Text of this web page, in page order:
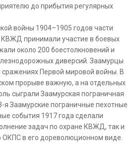
до прибытия регулярных
войны 1904–1905 годов части
принимали участие в боевых
около 200 боестолкновений и
диверсий. Заамурцы
сражениях Первой мировой войны. В
прорыве важную, а на отдельных
сыграли Заамурская пограничная
я Заамурские пограничные пехотные
события 1917 года сделали
задач по охране КВЖД, так и
ОКПС в его дореволюционном виде.